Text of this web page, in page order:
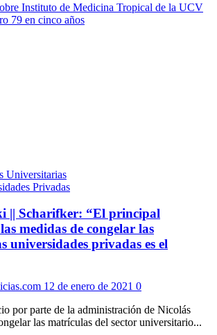
Instituto de Medicina Tropical de la UCV
79 en cinco años
Universitarias
Privadas
|| Scharifker: “El principal
medidas de congelar las
universidades privadas es el
12 de enero de 2021 0
por parte de la administración de Nicolás
las matrículas del sector universitario...